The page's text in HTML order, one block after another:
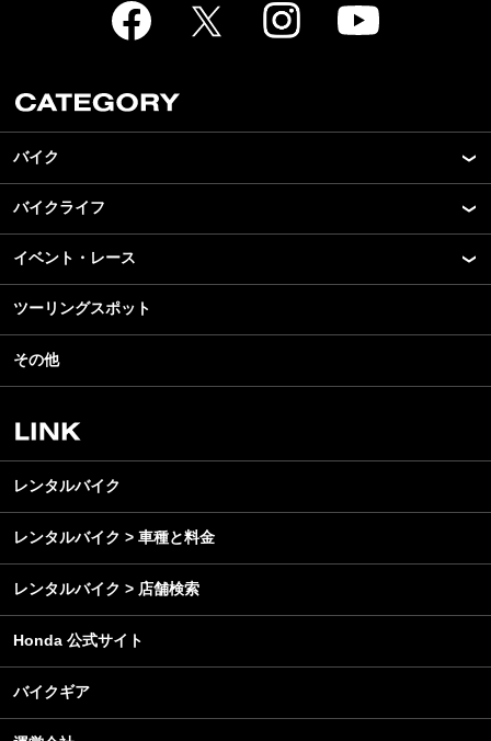
バイク
New Model Show
モデル情報
カスタマイズパーツ
テクノロジー
名車・旧車
ビジネス
バイクライフ
アプリ
ライディングギア
ツーリング
アウトドア
レンタルバイク
イベント・レース
モータースポーツ
イベント
スクール・レッスン
ツーリングスポット
その他
レンタルバイク
レンタルバイク > 車種と料金
レンタルバイク > 店舗検索
Honda 公式サイト
バイクギア